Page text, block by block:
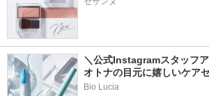
＼公式Instagramスタッフ
オトナの目元に嬉しいケア
Bio Lucia